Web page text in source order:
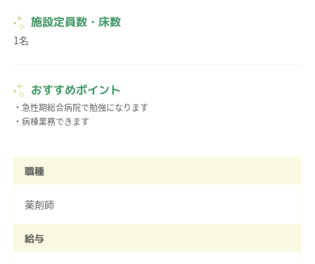
施設定員数・床数
1名
おすすめポイント
・急性期総合病院で勉強になります
・病棟業務できます
職種
薬剤師
給与